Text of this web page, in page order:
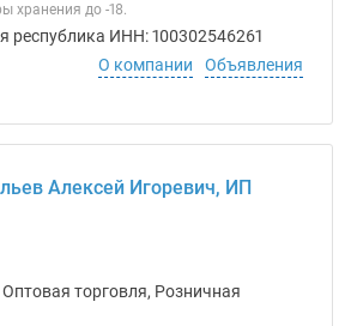
хранения до -18.
республика ИНН: 100302546261
О компании
Объявления
Алексей Игоревич, ИП
торговля, Розничная